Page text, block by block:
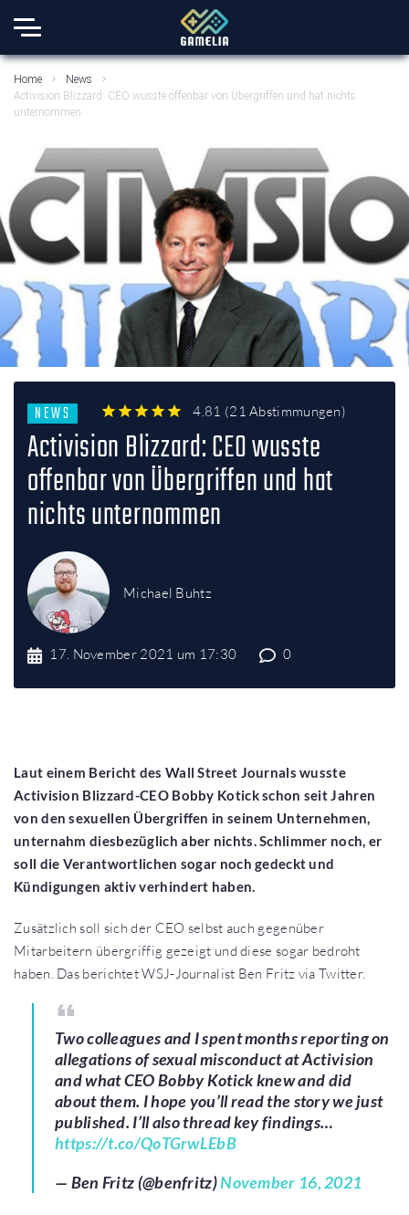
Home
News
Activision Blizzard: CEO wusste offenbar von Übergriffen und hat nichts
unternommen
NEWS 4.81 (21 Abstimmungen)
Activision Blizzard: CEO wusste
offenbar von Übergriffen und hat
nichts unternommen
Michael Buhtz
17. November 2021 um 17:30 0
Laut einem Bericht des Wall Street Journals wusste
Activision Blizzard-CEO Bobby Kotick schon seit Jahren
von den sexuellen Übergriffen in seinem Unternehmen,
unternahm diesbezüglich aber nichts. Schlimmer noch, er
soll die Verantwortlichen sogar noch gedeckt und
Kündigungen aktiv verhindert haben.
Zusätzlich soll sich der CEO selbst auch gegenüber
Mitarbeitern übergriffig gezeigt und diese sogar bedroht
haben. Das berichtet WSJ-Journalist Ben Fritz via Twitter.
Two colleagues and I spent months reporting on
allegations of sexual misconduct at Activision
and what CEO Bobby Kotick knew and did
about them. I hope you’ll read the story we just
published. I’ll also thread key findings…
https://t.co/QoTGrwLEbB
— Ben Fritz (@benfritz)November 16, 2021